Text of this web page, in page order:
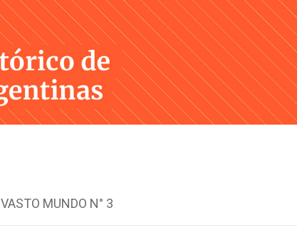
Skip
to
content
VASTO MUNDO N° 3